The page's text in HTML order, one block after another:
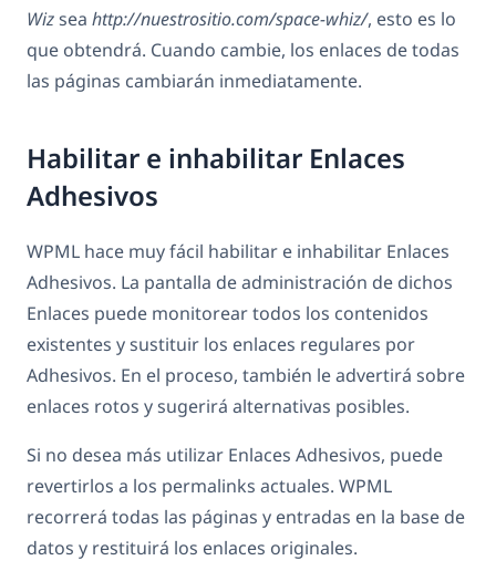
Wizsea http://nuestrositio.com/space-whiz/, esto es lo
que obtendrá. Cuando cambie, los enlaces de todas
las páginas cambiarán inmediatamente.
Habilitar e inhabilitar Enlaces
Adhesivos
WPML hace muy fácil habilitar e inhabilitar Enlaces
Adhesivos. La pantalla de administración de dichos
Enlaces puede monitorear todos los contenidos
existentes y sustituir los enlaces regulares por
Adhesivos. En el proceso, también le advertirá sobre
enlaces rotos y sugerirá alternativas posibles.
Si no desea más utilizar Enlaces Adhesivos, puede
revertirlos a los permalinks actuales. WPML
recorrerá todas las páginas y entradas en la base de
datos y restituirá los enlaces originales.